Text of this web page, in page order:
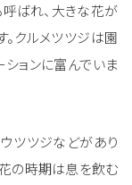
呼ばれ、大きな花が
。クルメツツジは園
ションに富んでいま
ウツツジなどがあり
の時期は息を飲む